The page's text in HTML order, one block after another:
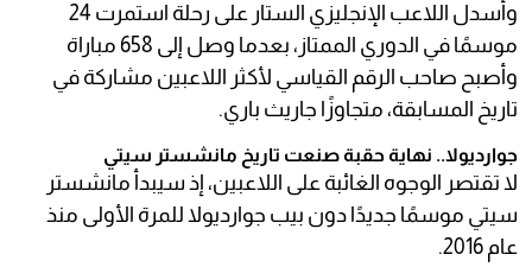
وأسدل اللاعب الإنجليزي الستار على رحلة استمرت 24
موسمًا في الدوري الممتاز، بعدما وصل إلى 658 مباراة
وأصبح صاحب الرقم القياسي لأكثر اللاعبين مشاركة في
تاريخ المسابقة، متجاوزًا جاريث باري.
جوارديولا.. نهاية حقبة صنعت تاريخ مانشستر سيتي
لا تقتصر الوجوه الغائبة على اللاعبين، إذ سيبدأ مانشستر
سيتي موسمًا جديدًا دون بيب جوارديولا للمرة الأولى منذ
عام 2016.